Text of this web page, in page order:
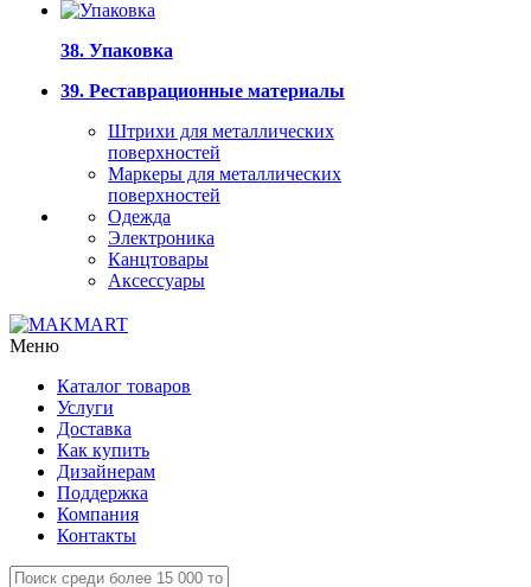
38. Упаковка
39. Реставрационные материалы
Штрихи для металлических
поверхностей
Маркеры для металлических
поверхностей
Одежда
Электроника
Канцтовары
Аксессуары
Меню
Каталог товаров
Услуги
Доставка
Как купить
Дизайнерам
Поддержка
Компания
Контакты